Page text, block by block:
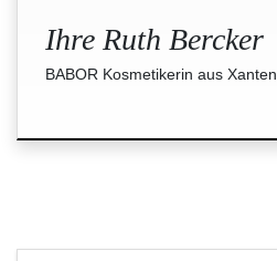
Ihre Ruth Bercker
BABOR Kosmetikerin aus Xanten